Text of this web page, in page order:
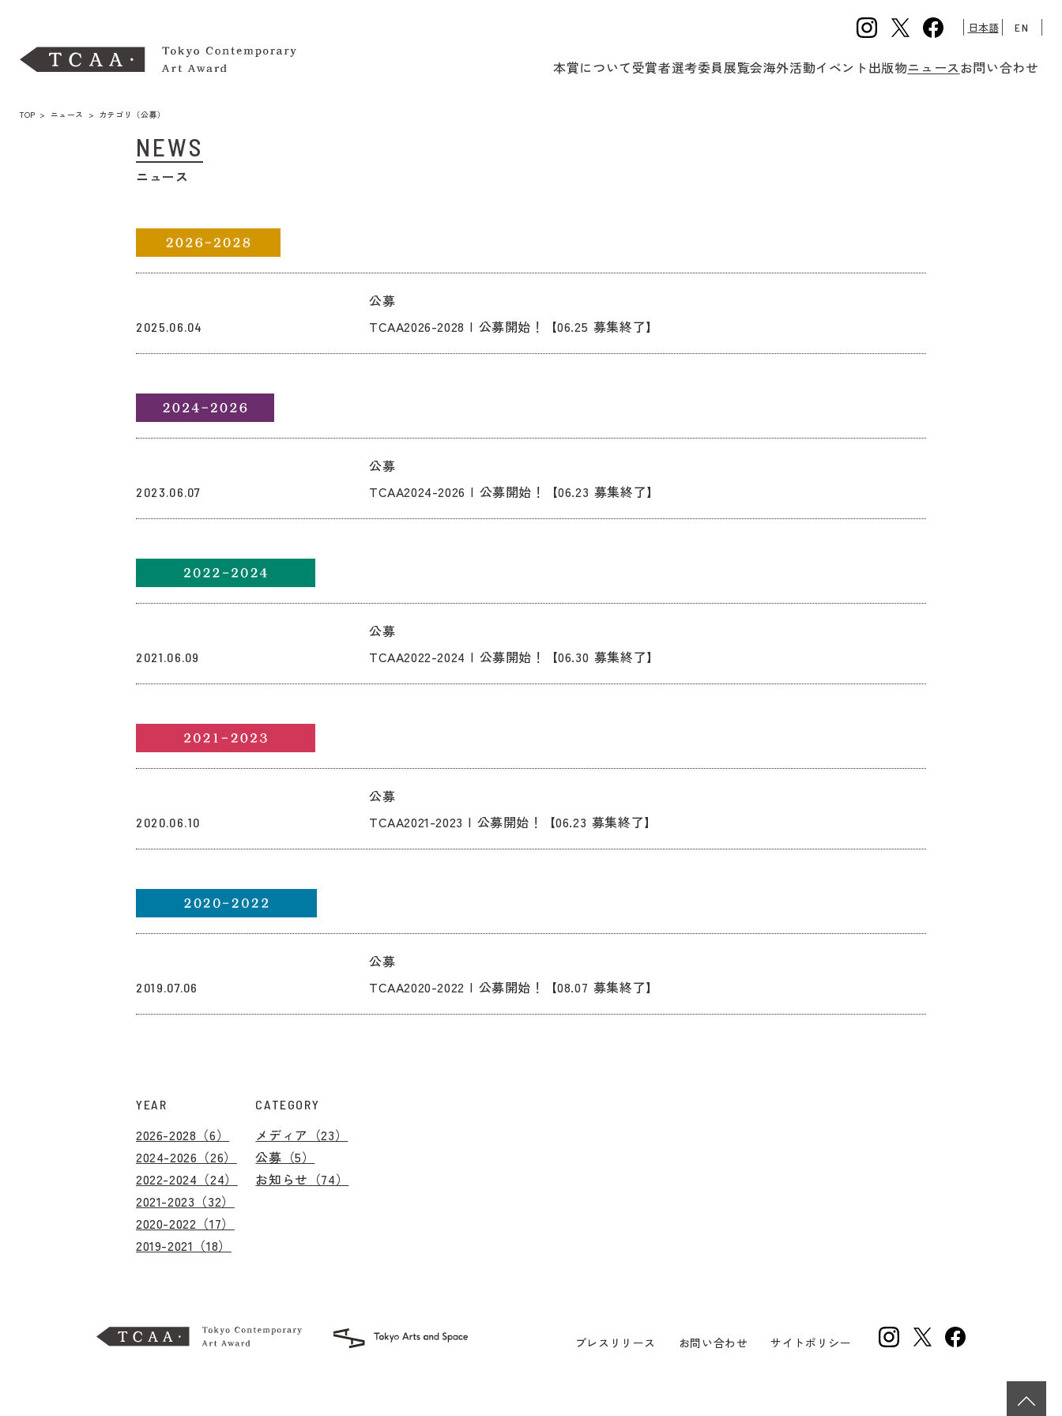
日本語 EN
本賞について受賞者選考委員展覧会海外活動イベント出版物ニュースお問い合わせ
TOP > ニュース > カテゴリ（公募）
NEWS
ニュース
2025.06.04
公募
TCAA2026-2028 | 公募開始！【06.25 募集終了】
2023.06.07
公募
TCAA2024-2026 | 公募開始！【06.23 募集終了】
2021.06.09
公募
TCAA2022-2024 | 公募開始！【06.30 募集終了】
2020.06.10
公募
TCAA2021-2023 | 公募開始！【06.23 募集終了】
2019.07.06
公募
TCAA2020-2022 | 公募開始！【08.07 募集終了】
YEAR
2026-2028（6）
2024-2026（26）
2022-2024（24）
2021-2023（32）
2020-2022（17）
2019-2021（18）
CATEGORY
メディア（23）
公募（5）
お知らせ（74）
プレスリリース お問い合わせ サイトポリシー